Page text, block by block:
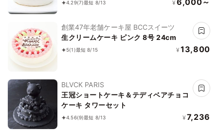
4.29(7)最短 8/13 ¥
創業47年老舗ケーキ屋 BCCスイーツ
生クリームケーキ ピンク 8号 24cm
5(1)最短 8/15 ¥ 13,800
BLVCK PARIS
王冠ショートケーキ＆テディベアチョコ
ケーキ タワーセット
4.56(9)最短 8/13 ¥ 7,236